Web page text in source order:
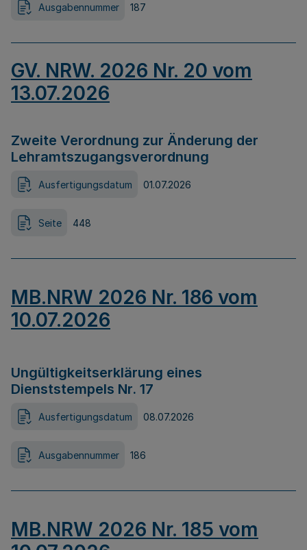
Ausgabennummer 187
GV. NRW. 2026 Nr. 20 vom
13.07.2026
Zweite Verordnung zur Änderung der
Lehramtszugangsverordnung
Ausfertigungsdatum 01.07.2026
Seite 448
MB.NRW 2026 Nr. 186 vom
10.07.2026
Ungültigkeitserklärung eines
Dienststempels Nr. 17
Ausfertigungsdatum 08.07.2026
Ausgabennummer 186
MB.NRW 2026 Nr. 185 vom